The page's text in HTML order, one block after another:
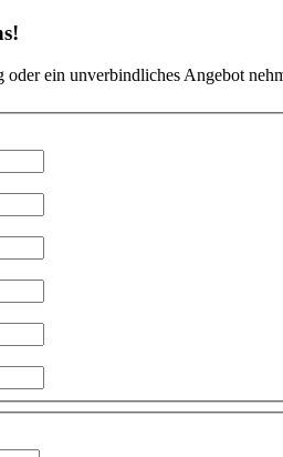
oder ein unverbindliches Angebot